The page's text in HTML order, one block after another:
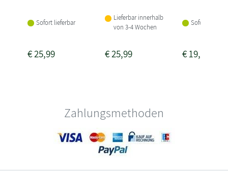
Sofort lieferbar
€25,99
Lieferbar innerhalb
von 3-4 Wochen
€25,99
Sofort
€19,99
Zahlungsmethoden